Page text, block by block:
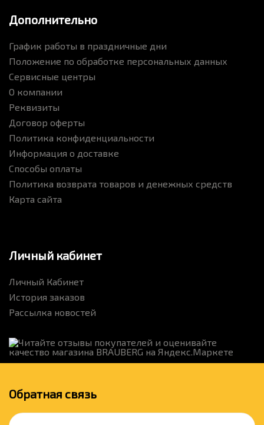
Дополнительно
График работы в праздничные дни
Положение по обработке персональных данных
Сервисные центры
О компании
Реквизиты
Договор оферты
Политика конфиденциальности
Информация о доставке
Способы оплаты
Политика возврата товаров и денежных средств
Карта сайта
Личный кабинет
Личный Кабинет
История заказов
Рассылка новостей
Обратная связь